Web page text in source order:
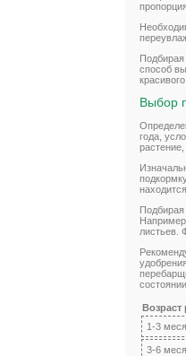
способ
Выбор
года,
Подбирая
листьев.
Возраст
1-3
3-6